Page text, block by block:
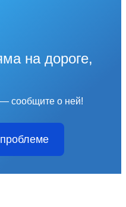
на дороге,
сообщите о ней!